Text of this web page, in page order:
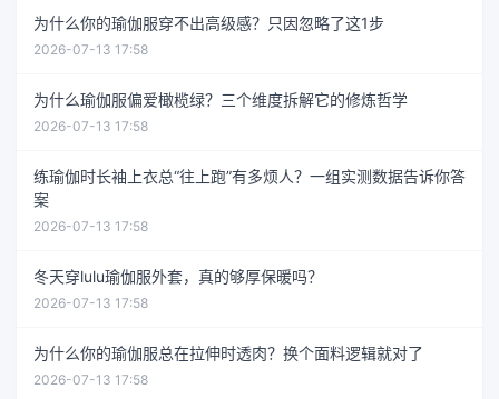
为什么你的瑜伽服穿不出高级感？只因忽略了这1步
2026-07-13 17:58
为什么瑜伽服偏爱橄榄绿？三个维度拆解它的修炼哲学
2026-07-13 17:58
练瑜伽时长袖上衣总“往上跑”有多烦人？一组实测数据告诉你答
案
2026-07-13 17:58
冬天穿lulu瑜伽服外套，真的够厚保暖吗？
2026-07-13 17:58
为什么你的瑜伽服总在拉伸时透肉？换个面料逻辑就对了
2026-07-13 17:58